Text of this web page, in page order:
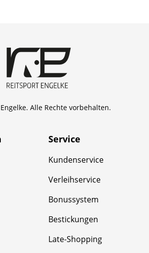
Alle Rechte vorbehalten.
Service
Kundenservice
Verleihservice
Bonussystem
Bestickungen
Late-Shopping